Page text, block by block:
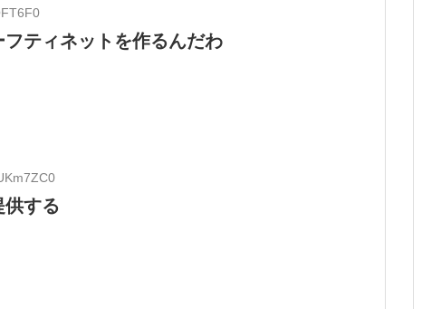
ティネットを作るんだわ
する